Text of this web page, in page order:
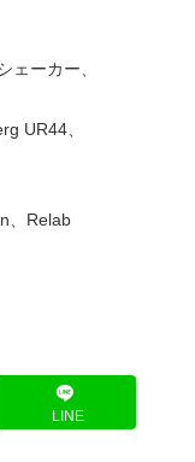
ェーカー、
UR44、
、Relab
LINE